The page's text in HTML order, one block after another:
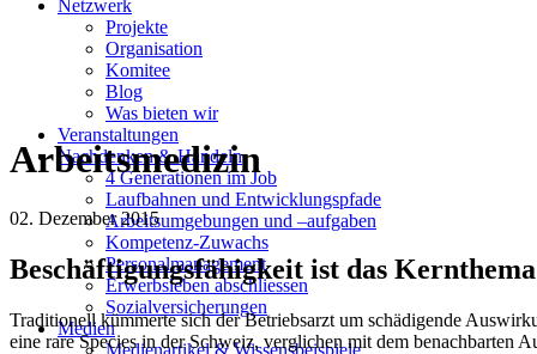
Netzwerk
Projekte
Organisation
Komitee
Blog
Was bieten wir
Veranstaltungen
Nachdenken & Handeln
4 Generationen im Job
Laufbahnen und Entwicklungspfade
Arbeitsumgebungen und –aufgaben
Kompetenz-Zuwachs
Personalmanagement
Erwerbsleben abschliessen
Sozialversicherungen
Medien
Medienartikel & Wissensbeispiele
Arbeitsmedizin
02. Dezember 2015
Beschäftigungsfähigkeit ist das
Traditionell kümmerte sich der Betriebsarzt um schädigende
eine rare Species in der Schweiz, verglichen mit dem benachbarten